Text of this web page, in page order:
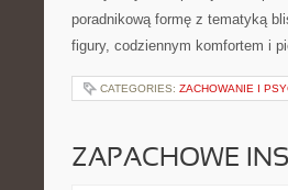
poradnikową formę z tematyką
figury, codziennym komfortem i
CATEGORIES: ZACHOWANIE I
ZAPACHOWE